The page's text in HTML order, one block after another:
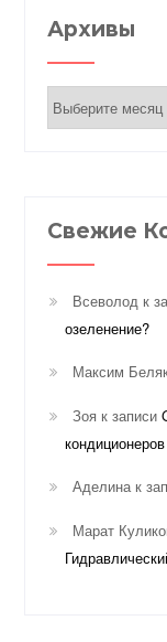
Архивы
Архивы
Свежие
Всеволод к
озеленение?
Максим
Зоя к записи
Аделинак
Марат